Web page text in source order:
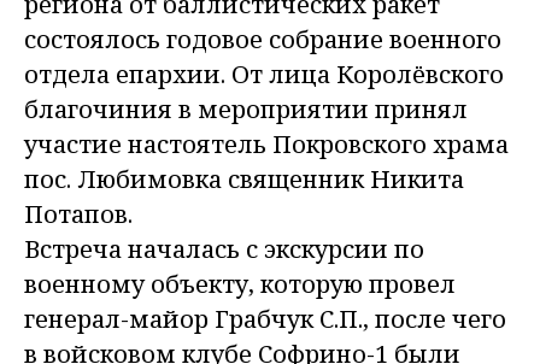
состоялось годовое собрание военного
отдела епархии. От лица Королёвского
благочиния в мероприятии принял
участие настоятель Покровского храма
пос. Любимовка священник Никита
Потапов.
Встреча началась с экскурсии по
военному объекту, которую провел
генерал-майор Грабчук С.П., после чего
в войсковом клубе Софрино-1 были